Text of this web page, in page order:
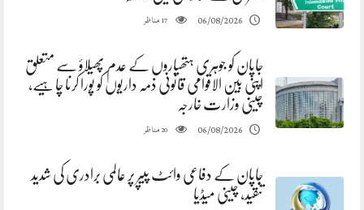
06/08/2026
17مناظر
جاپان کو جوہری ہتھیاروں کے عدم پھیلاؤ سے متعلق
اپنی بین الاقوامی قانونی ذمہ داریوں کو پورا کرنا چاہیے،
چینی وزارت خارجہ
06/08/2026
20مناظر
جاپان کے دفاعی وائٹ پیپر پر عالمی برادری کی شدید
تنقید، چینی میڈیا